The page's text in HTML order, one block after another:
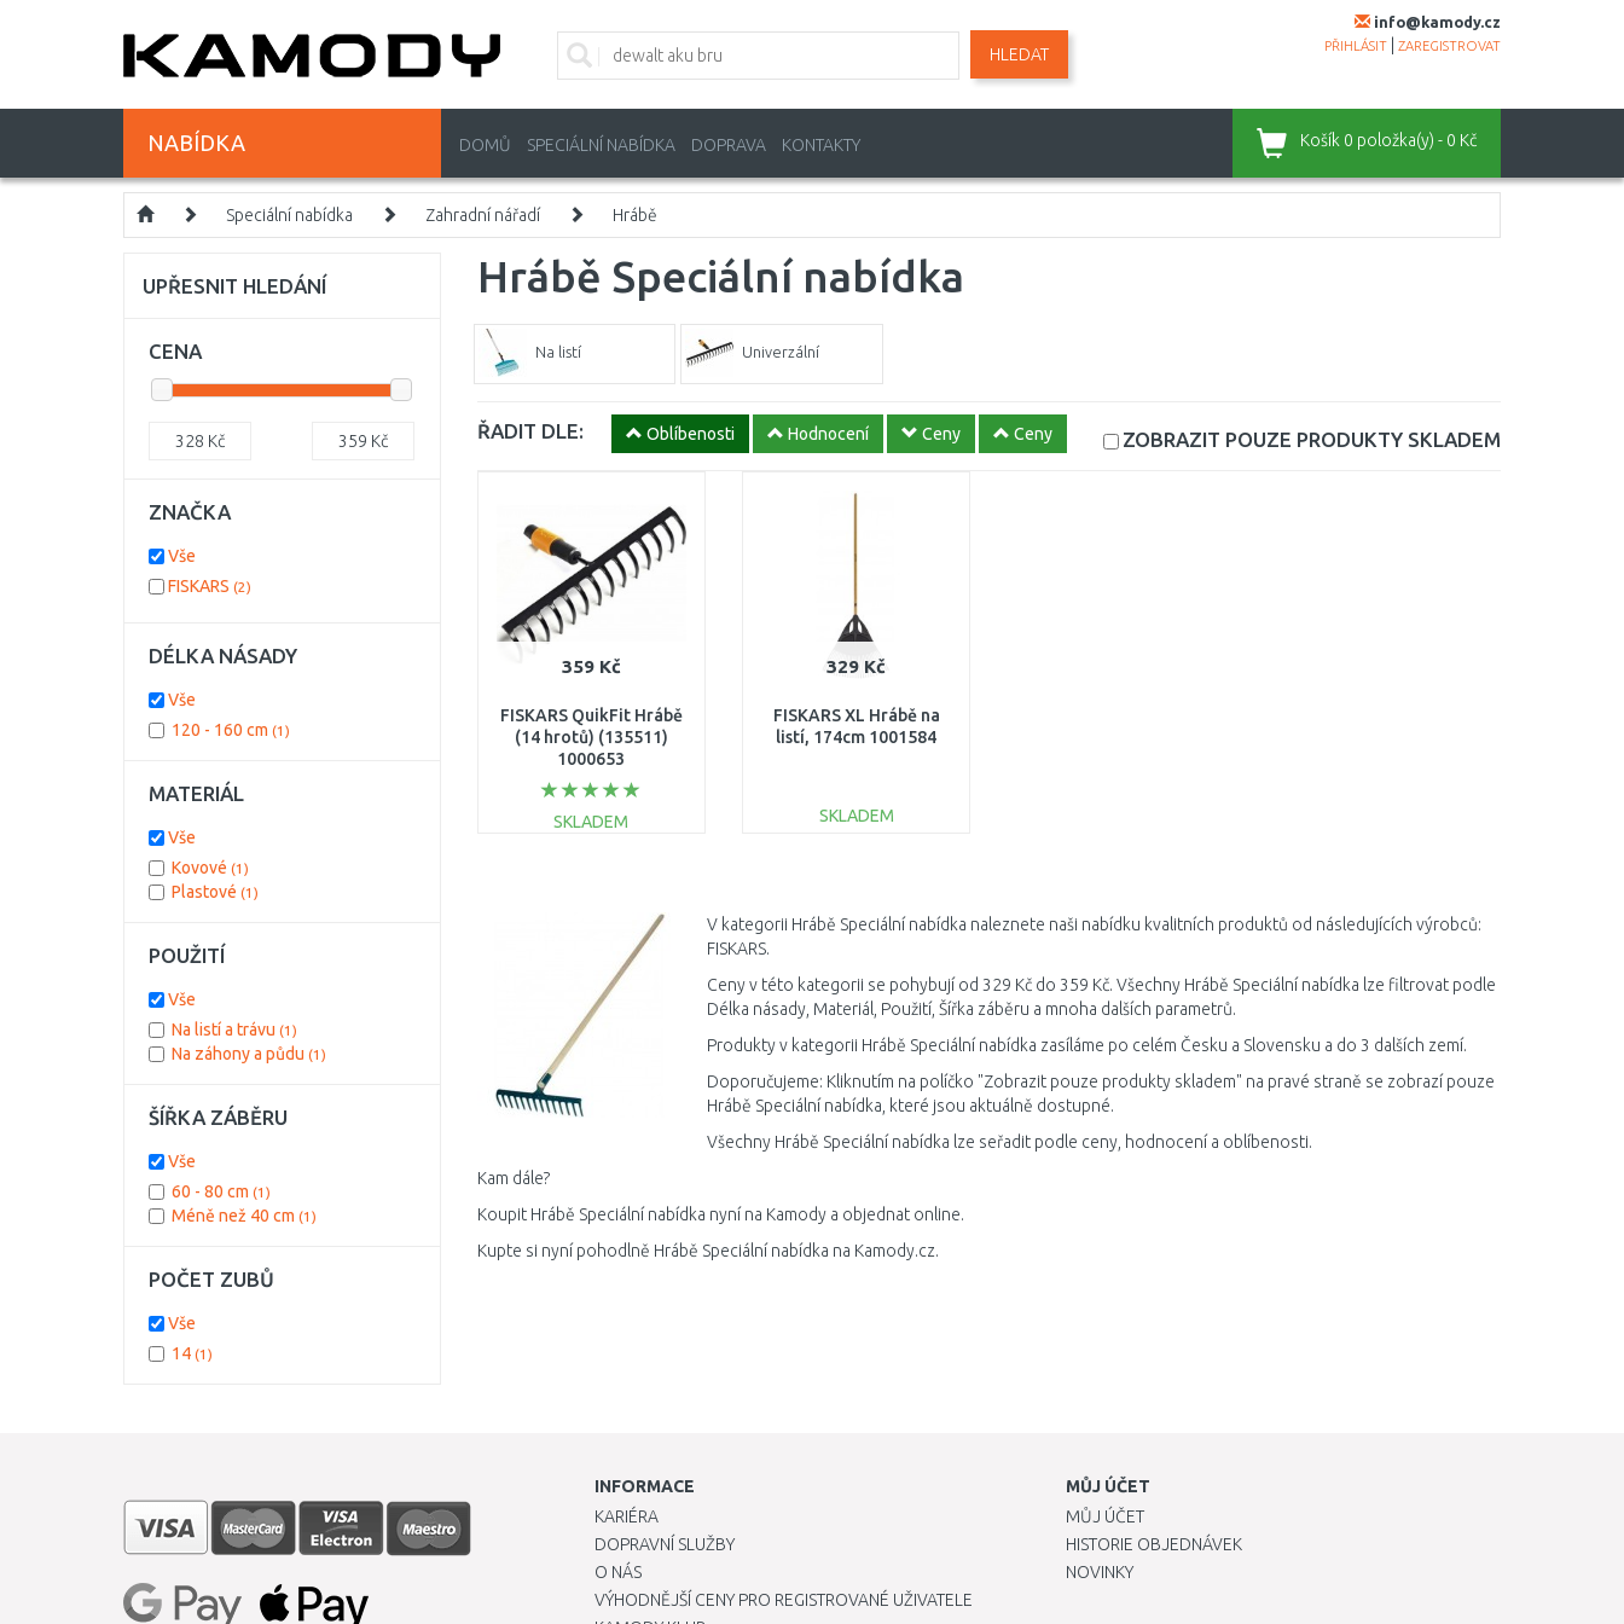
info@kamody.cz
PŘIHLÁSIT ZAREGISTROVAT
HLEDAT
NABÍDKA DOMŮ SPECIÁLNÍ NABÍDKA DOPRAVA KONTAKTY Košík 0 položka(y) - 0 Kč
Speciální nabídka Zahradní nářadí Hrábě
Hrábě Speciální nabídka
Na listí Univerzální
ŘADIT DLE: Oblíbenosti Hodnocení Ceny Ceny ZOBRAZIT POUZE PRODUKTY SKLADEM
359 Kč
FISKARS QuikFit Hrábě
(14 hrotů) (135511)
1000653
SKLADEM
329 Kč
FISKARS XL Hrábě na
listí, 174cm 1001584
SKLADEM
V kategorii Hrábě Speciální nabídka naleznete naši nabídku kvalitních produktů od následujících výrobců:
FISKARS.
Ceny v této kategorii se pohybují od 329 Kč do 359 Kč. Všechny Hrábě Speciální nabídka lze filtrovat podle
Délka násady, Materiál, Použití, Šířka záběru a mnoha dalších parametrů.
Produkty v kategorii Hrábě Speciální nabídka zasíláme po celém Česku a Slovensku a do 3 dalších zemí.
Doporučujeme: Kliknutím na políčko "Zobrazit pouze produkty skladem" na pravé straně se zobrazí pouze
Hrábě Speciální nabídka, které jsou aktuálně dostupné.
Všechny Hrábě Speciální nabídka lze seřadit podle ceny, hodnocení a oblíbenosti.
Kam dále?
Koupit Hrábě Speciální nabídka nyní na Kamody a objednat online.
Kupte si nyní pohodlně Hrábě Speciální nabídka na Kamody.cz.
UPŘESNIT HLEDÁNÍ
CENA
328 Kč 359 Kč
ZNAČKA
Vše
FISKARS (2)
DÉLKA NÁSADY
Vše
120 - 160 cm (1)
MATERIÁL
Vše
Kovové (1)
Plastové (1)
POUŽITÍ
Vše
Na listí a trávu (1)
Na záhony a půdu (1)
ŠÍŘKA ZÁBĚRU
Vše
60 - 80 cm (1)
Méně než 40 cm (1)
POČET ZUBŮ
Vše
14 (1)
INFORMACE
KARIÉRA
DOPRAVNÍ SLUŽBY
O NÁS
VÝHODNĚJŠÍ CENY PRO REGISTROVANÉ UŽIVATELE
MŮJ ÚČET
MŮJ ÚČET
HISTORIE OBJEDNÁVEK
NOVINKY